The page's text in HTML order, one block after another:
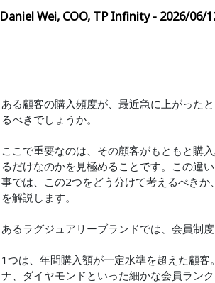
Daniel Wei, COO, TP Infinity - 2026/06/
ある顧客の購入頻度が、最近急に上がった
るべきでしょうか。
ここで重要なのは、その顧客がもともと購
るだけなのかを見極めることです。この違
事では、この2つをどう分けて考えるべき
を解説します。
あるラグジュアリーブランドでは、会員制
1つは、年間購入額が一定水準を超えた顧
ナ、ダイヤモンドといった細かな会員ラン